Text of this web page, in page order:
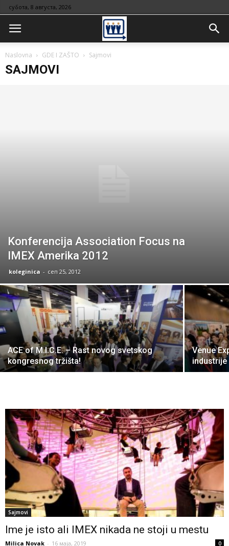
субота, 8 августа, 2026
Naslovna GDE I ZAŠTO Sajmovi
SAJMOVI
Konferencija Association Focus na
IMEX Amerika 2012
koleginica - сеп 25, 2012
ACE of M.I.C.E. – Rast novog svetskog
kongresnog tržišta!
Venue
industrije
Sajmovi
Ime je isto ali IMEX nikada ne stoji u mestu
Milica Novak - 16 маја, 2019 0